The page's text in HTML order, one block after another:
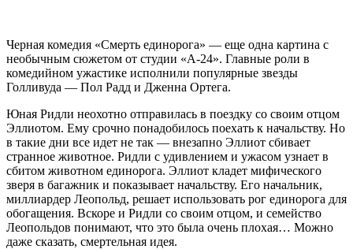
Черная комедия «Смерть единорога» — еще одна картина с
необычным сюжетом от студии «А-24». Главные роли в
комедийном ужастике исполнили популярные звезды
Голливуда — Пол Радд и Дженна Ортега.
Юная Ридли неохотно отправилась в поездку со своим отцом
Эллиотом. Ему срочно понадобилось поехать к начальству. Но
в такие дни все идет не так — внезапно Эллиот сбивает
странное животное. Ридли с удивлением и ужасом узнает в
сбитом животном единорога. Эллиот кладет мифического
зверя в багажник и показывает начальству. Его начальник,
миллиардер Леопольд, решает использовать рог единорога для
обогащения. Вскоре и Ридли со своим отцом, и семейство
Леопольдов понимают, что это была очень плохая… Можно
даже сказать, смертельная идея.